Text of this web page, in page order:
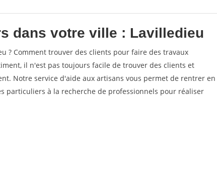
dans votre ville : Lavilledieu
? Comment trouver des clients pour faire des travaux
il n'est pas toujours facile de trouver des clients et
Notre service d'aide aux artisans vous permet de rentrer en
particuliers à la recherche de professionnels pour réaliser